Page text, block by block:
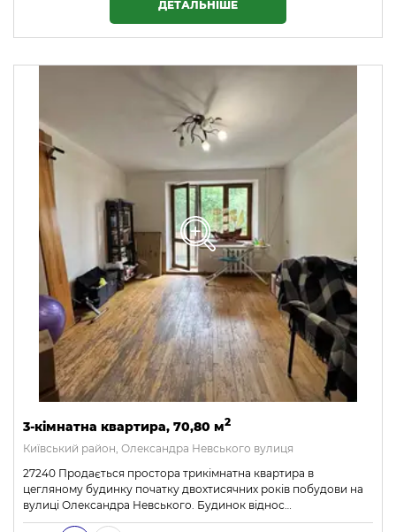
ДЕТАЛЬНІШЕ
3-кімнатна квартира, 70,80 м2
Київський район, Олександра Невського вулиця
27240 Продається простора трикімнатна квартира в
цегляному будинку початку двохтисячних років побудови на
вулиці Олександра Невського. Будинок віднос…